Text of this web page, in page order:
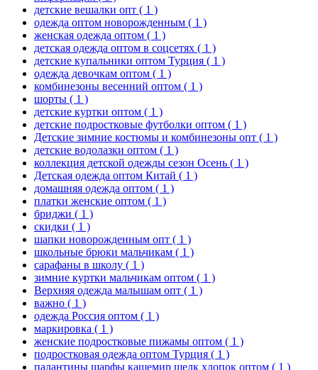
детские вешалки опт ( 1 )
одежда оптом новорожденным ( 1 )
женская одежда оптом ( 1 )
детская одежда оптом в соцсетях ( 1 )
детские купальники оптом Турция ( 1 )
одежда девочкам оптом ( 1 )
комбинезоны весенний оптом ( 1 )
шорты ( 1 )
детские куртки оптом ( 1 )
детские подростковые футболки оптом ( 1 )
Детские зимние костюмы и комбинезоны опт ( 1 )
детские водолазки оптом ( 1 )
коллекция детской одежды сезон Осень ( 1 )
Детская одежда оптом Китай ( 1 )
домашняя одежда оптом ( 1 )
платки женские оптом ( 1 )
бриджи ( 1 )
скидки ( 1 )
шапки новорожденным опт ( 1 )
школьные брюки мальчикам ( 1 )
сарафаны в школу ( 1 )
зимние куртки мальчикам оптом ( 1 )
Верхняя одежда малышам опт ( 1 )
важно ( 1 )
одежда Россия оптом ( 1 )
маркировка ( 1 )
женские подростковые пижамы оптом ( 1 )
подростковая одежда оптом Турция ( 1 )
палантины шарфы кашемир шелк хлопок оптом ( 1 )